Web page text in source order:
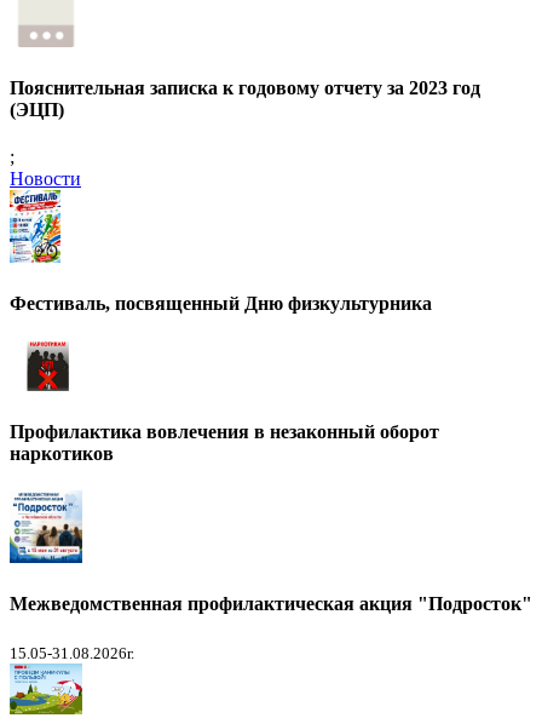
Пояснительная записка к годовому отчету за 2023 год
(ЭЦП)
;
Новости
Фестиваль, посвященный Дню физкультурника
Профилактика вовлечения в незаконный оборот
наркотиков
Межведомственная профилактическая акция "Подросток"
15.05-31.08.2026г.